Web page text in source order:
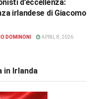
d’eccellenza:
irlandese di Giacomo
DOMINONI APRIL 8, 2026
in Irlanda